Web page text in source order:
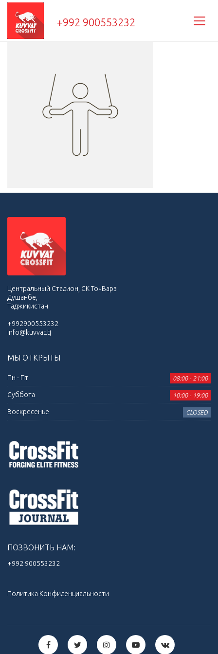
+992 900553232
Центральный Стадион, СК ТочВарз
Душанбе,
Таджикистан
+992900553232
info@kuvvat.tj
МЫ ОТКРЫТЫ
Пн - Пт 08:00 - 21:00
Суббота 10:00 - 19:00
Воскресенье CLOSED
ПОЗВОНИТЬ НАМ:
+992 900553232‬
Политика Конфиденциальности